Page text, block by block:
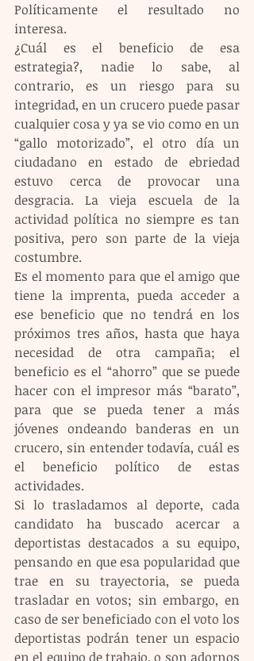
Políticamente el resultado no
interesa.
¿Cuál es el beneficio de esa
estrategia?, nadie lo sabe, al
contrario, es un riesgo para su
integridad, en un crucero puede pasar
cualquier cosa y ya se vio como en un
“gallo motorizado”, el otro día un
ciudadano en estado de ebriedad
estuvo cerca de provocar una
desgracia. La vieja escuela de la
actividad política no siempre es tan
positiva, pero son parte de la vieja
costumbre.
Es el momento para que el amigo que
tiene la imprenta, pueda acceder a
ese beneficio que no tendrá en los
próximos tres años, hasta que haya
necesidad de otra campaña; el
beneficio es el “ahorro” que se puede
hacer con el impresor más “barato”,
para que se pueda tener a más
jóvenes ondeando banderas en un
crucero, sin entender todavía, cuál es
el beneficio político de estas
actividades.
Si lo trasladamos al deporte, cada
candidato ha buscado acercar a
deportistas destacados a su equipo,
pensando en que esa popularidad que
trae en su trayectoria, se pueda
trasladar en votos; sin embargo, en
caso de ser beneficiado con el voto los
deportistas podrán tener un espacio
en el equipo de trabajo, o son adornos